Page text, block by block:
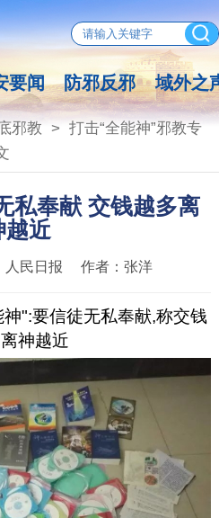
要闻 防邪反邪 域外之
邪教 > 打击“全能神”邪教专
私奉献 交钱越多离
越近
人民日报 作者： 张洋
":要信徒无私奉献,称交钱
神越近